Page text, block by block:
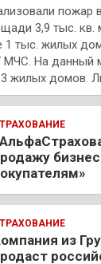
пожар
3,9 тыс.
1 тыс. жилых
На данный
жилых домов.
из